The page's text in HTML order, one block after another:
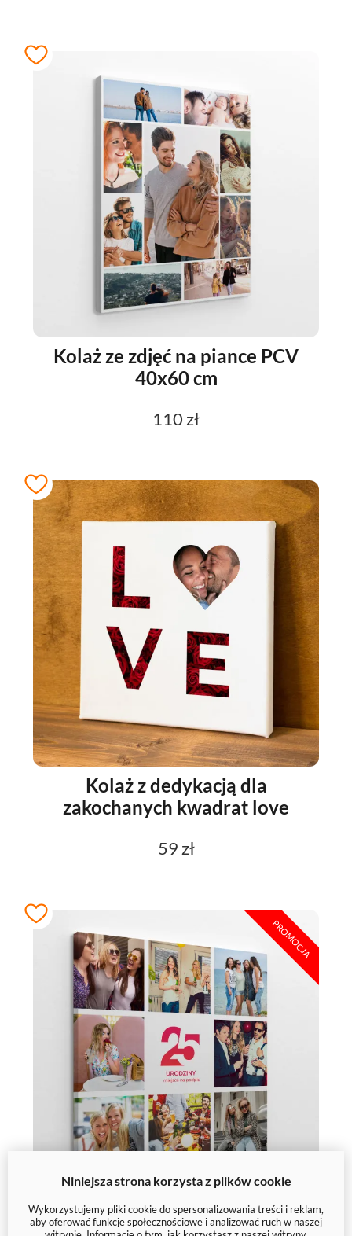
Kolaż ze zdjęć na piance PCV
40x60 cm
110 zł
Kolaż z dedykacją dla
zakochanych kwadrat love
59 zł
PROMOCJA
Kolaż z okazji 25 urodzin na
Niniejsza strona korzysta z plików cookie
Wykorzystujemy pliki cookie do spersonalizowania treści i reklam,
aby oferować funkcje społecznościowe i analizować ruch w naszej